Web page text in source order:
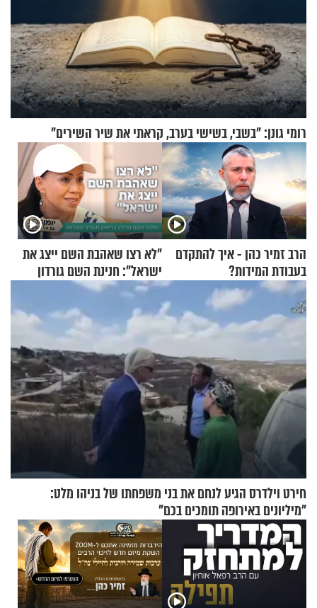
רומי גונן: "בשבי, בשישי בערב, קראתי את שיר השירים"
הרב זמיר כהן - איך להתקדם
בעבודת המידות?
"לא רצו שאהבת השם ייצג את
ישראל": חנינת השם גורדון
בריאיון מעורר השראה
חירט וילדרס הגיע לנחם את בני משפחתו של בניהו מלט:
"מיליונים באירופה תומכים בכם"